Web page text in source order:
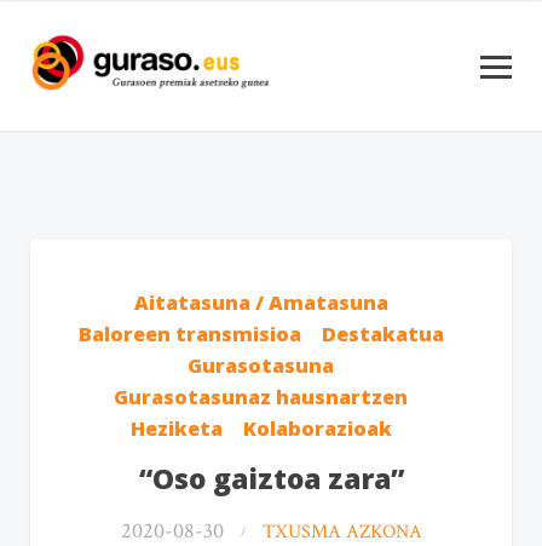
Aitatasuna / Amatasuna
Baloreen transmisioa
Destakatua
Gurasotasuna
Gurasotasunaz hausnartzen
Heziketa
Kolaborazioak
“Oso gaiztoa zara”
2020-08-30 TXUSMA AZKONA